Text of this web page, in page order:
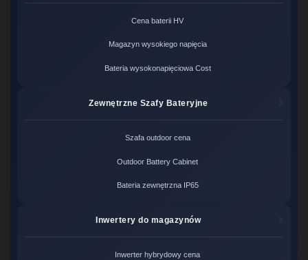
Cena baterii HV
Magazyn wysokiego napięcia
Bateria wysokonapięciowa Cost
Zewnętrzne Szafy Bateryjne
Szafa outdoor cena
Outdoor Battery Cabinet
Bateria zewnętrzna IP65
Inwertery do magazynów
Inwerter hybrydowy cena